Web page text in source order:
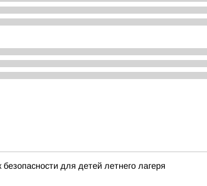
для детей летнего лагеря